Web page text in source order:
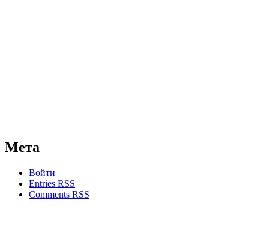
Мета
Войти
Entries RSS
Comments RSS